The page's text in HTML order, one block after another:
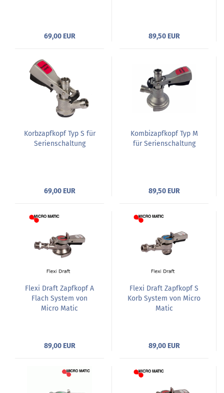
69,00 EUR 89,50 EUR
Korbzapfkopf Typ S für
Serienschaltung
69,00 EUR
Kombizapfkopf Typ M
für Serienschaltung
89,50 EUR
Flexi Draft Zapfkopf A
Flach System von
Micro Matic
89,00 EUR
Flexi Draft Zapfkopf S
Korb System von Micro
Matic
89,00 EUR